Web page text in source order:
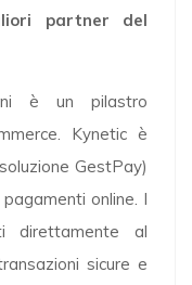
partner del
è un pilastro
Kynetic è
GestPay)
online. I
direttamente al
sicure e